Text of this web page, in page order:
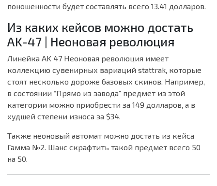
поношенности будет составлять всего 13.41 долларов.
Из каких кейсов можно достать
AK-47 | Неоновая революция
Линейка AK 47 Неоновая революция имеет
коллекцию сувенирных вариаций stattrak, которые
стоят несколько дороже базовых скинов. Например,
в состоянии “Прямо из завода” предмет из этой
категории можно приобрести за 149 долларов, а в
худшей степени износа за $34.
Также неоновый автомат можно достать из кейса
Гамма №2. Шанс скрафтить такой предмет всего 50
на 50.